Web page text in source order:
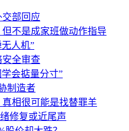
部回应
不是成家班做动作指导
人机”
安全审查
会掂量分寸”
制造者
相很可能是找替罪羊
修复或近尾声